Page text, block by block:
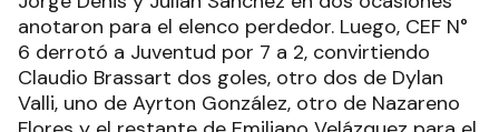
anotaron para el elenco perdedor. Luego, CEF N°
6 derrotó a Juventud por 7 a 2, convirtiendo
Claudio Brassart dos goles, otro dos de Dylan
Valli, uno de Ayrton González, otro de Nazareno